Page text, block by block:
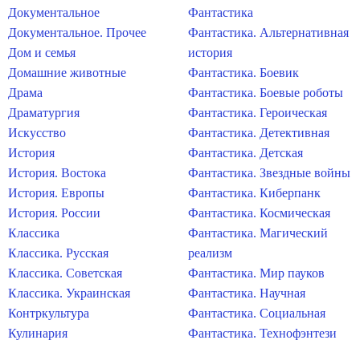
Документальное
Документальное. Прочее
Дом и семья
Домашние животные
Драма
Драматургия
Искусство
История
История. Востока
История. Европы
История. России
Классика
Классика. Русская
Классика. Советская
Классика. Украинская
Контркультура
Кулинария
Фантастика
Фантастика. Альтернативная
история
Фантастика. Боевик
Фантастика. Боевые роботы
Фантастика. Героическая
Фантастика. Детективная
Фантастика. Детская
Фантастика. Звездные войны
Фантастика. Киберпанк
Фантастика. Космическая
Фантастика. Магический
реализм
Фантастика. Мир пауков
Фантастика. Научная
Фантастика. Социальная
Фантастика. Технофэнтези